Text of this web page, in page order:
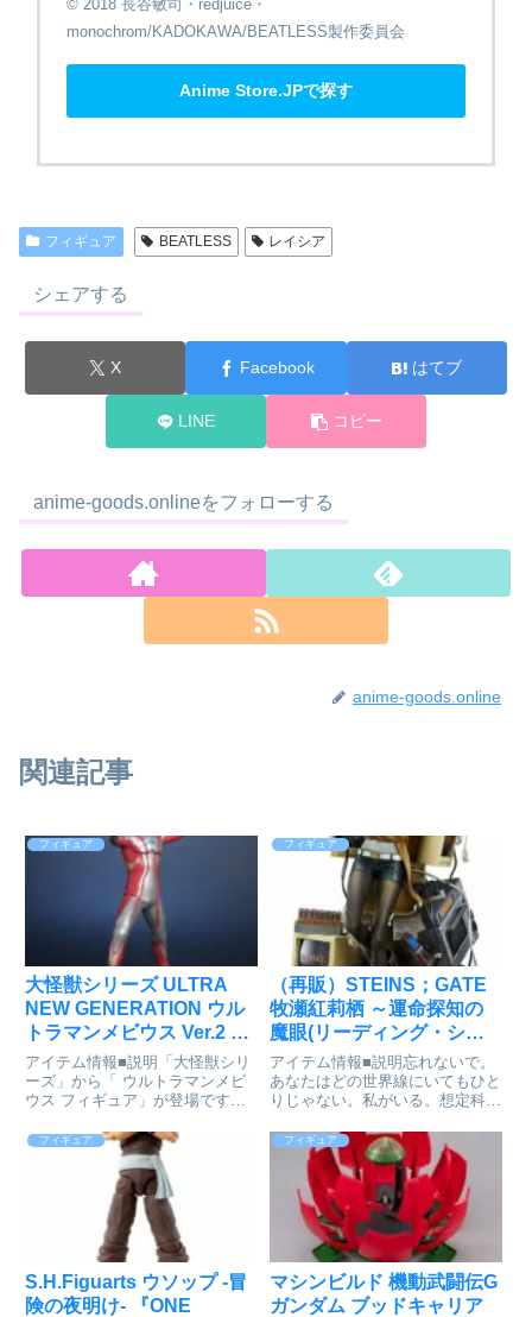
© 2018 長谷敏司・redjuice・
monochrom/KADOKAWA/BEATLESS製作委員会
Anime Store.JPで探す
フィギュア BEATLESS レイシア
シェアする
X Facebook はてブ
LINE コピー
anime-goods.onlineをフォローする
anime-goods.online
関連記事
フィギュア
大怪獣シリーズ ULTRA
NEW GENERATION ウル
トラマンメビウス Ver.2 完
成品フィギュア[プレック
ス]が予約受付開始
アイテム情報■説明「大怪獣シリ
ーズ」から「 ウルトラマンメビ
ウス フィギュア」が登場です！
属の専用台座が必要になります。
大怪獣シリーズ_ULTRA NEW
GENERATION ウルトラマンメビ
フィギュア
（再販）STEINS；GATE
牧瀬紅莉栖 ～運命探知の
魔眼(リーディング・シュ
タイナー) フィギュア[グッ
ドスマイルカンパニー]が
予約受付開始
アイテム情報■説明忘れないで。
あなたはどの世界線にいてもひと
りじゃない。私がいる。想定科学
『STEINS;GATE』より、「牧瀬
紅莉栖」が1/7スケールでフィギ
ュア化。キャラクターデザインを
手がけたイラストレーター
「huke」...
フィギュア
S.H.Figuarts ウソップ -冒
険の夜明け- 『ONE
フィギュア
マシンビルド 機動武闘伝G
ガンダム ブッドキャリア